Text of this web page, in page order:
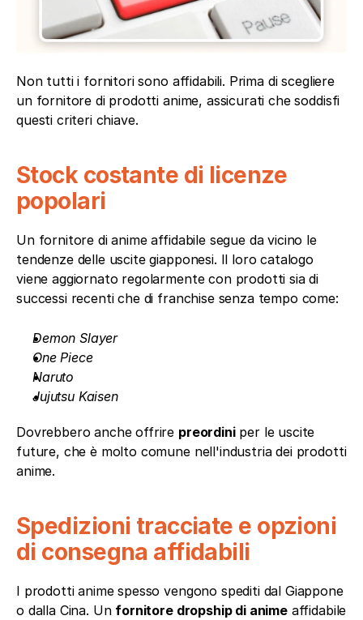
Non tutti i fornitori sono affidabili. Prima di scegliere
un fornitore di prodotti anime, assicurati che soddisfi
questi criteri chiave.
Stock costante di licenze
popolari
Un fornitore di anime affidabile segue da vicino le
tendenze delle uscite giapponesi. Il loro catalogo
viene aggiornato regolarmente con prodotti sia di
successi recenti che di franchise senza tempo come:
Demon Slayer
One Piece
Naruto
Jujutsu Kaisen
Dovrebbero anche offrire preordini per le uscite
future, che è molto comune nell'industria dei prodotti
anime.
Spedizioni tracciate e opzioni
di consegna affidabili
I prodotti anime spesso vengono spediti dal Giappone
o dalla Cina. Un fornitore dropship di anime affidabile